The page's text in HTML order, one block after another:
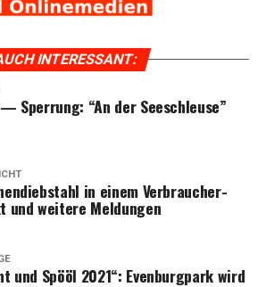
INTER­ES­SANT:
Sper­rung: “An der Seeschleuse”
in einem Ver­brau­cher­
und wei­te­re Meldungen
und Spö­öl 2021“: Even­burg­park wird